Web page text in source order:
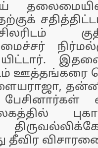
ஊத்தங்கரை
தீவிர